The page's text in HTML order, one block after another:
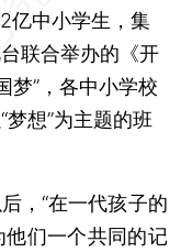
亿中小学生，集
联合举办的《开
梦”，各中小学校
想”为主题的班
，“在一代孩子的
们一个共同的记